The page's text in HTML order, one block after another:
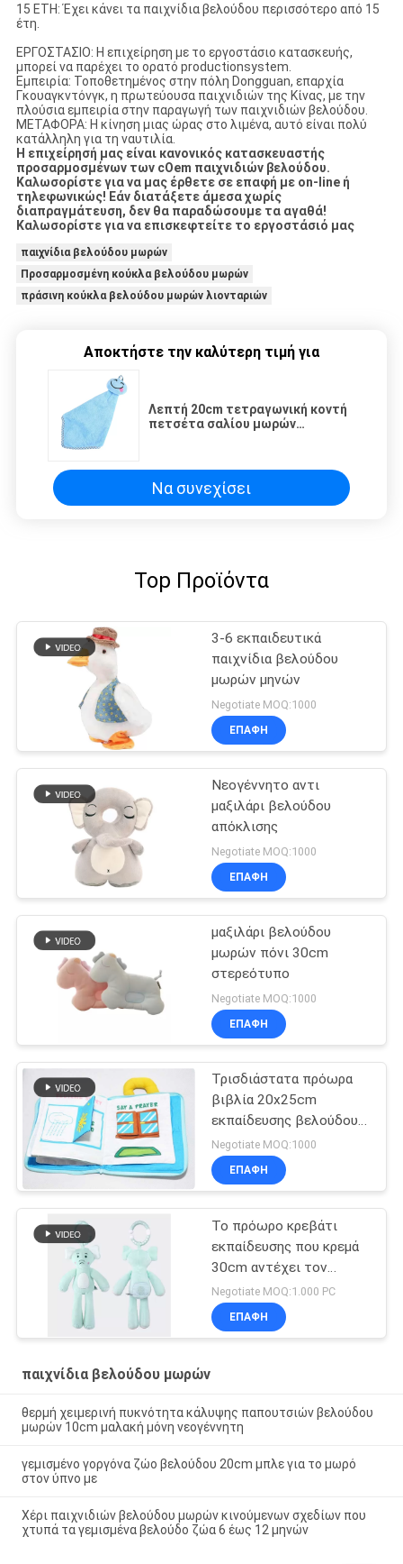
15 ΕΤΗ: Έχει κάνει τα παιχνίδια βελούδου περισσότερο από 15
έτη.
ΕΡΓΟΣΤΑΣΙΟ: Η επιχείρηση με το εργοστάσιο κατασκευής,
μπορεί να παρέχει το ορατό productionsystem.
Εμπειρία: Τοποθετημένος στην πόλη Dongguan, επαρχία
Γκουαγκντόνγκ, η πρωτεύουσα παιχνιδιών της Κίνας, με την
πλούσια εμπειρία στην παραγωγή των παιχνιδιών βελούδου.
ΜΕΤΑΦΟΡΑ: Η κίνηση μιας ώρας στο λιμένα, αυτό είναι πολύ
κατάλληλη για τη ναυτιλία.
Η επιχείρησή μας είναι κανονικός κατασκευαστής
προσαρμοσμένων των cOem παιχνιδιών βελούδου.
Καλωσορίστε για να μας έρθετε σε επαφή με on-line ή
τηλεφωνικώς! Εάν διατάξετε άμεσα χωρίς
διαπραγμάτευση, δεν θα παραδώσουμε τα αγαθά!
Καλωσορίστε για να επισκεφτείτε το εργοστάσιό μας
παιχνίδια βελούδου μωρών
Προσαρμοσμένη κούκλα βελούδου μωρών
πράσινη κούκλα βελούδου μωρών λιονταριών
Αποκτήστε την καλύτερη τιμή για
Λεπτή 20cm τετραγωνική κοντή
πετσέτα σαλίου μωρών
Να συνεχίσει
Top Προϊόντα
3-6 εκπαιδευτικά
παιχνίδια βελούδου
μωρών μηνών
Negotiate MOQ:1000
ΕΠΑΦΉ
Νεογέννητο αντι
μαξιλάρι βελούδου
απόκλισης
Negotiate MOQ:1000
ΕΠΑΦΉ
μαξιλάρι βελούδου
μωρών πόνι 30cm
στερεότυπο
Negotiate MOQ:1000
ΕΠΑΦΉ
Τρισδιάστατα πρόωρα
βιβλία 20x25cm
εκπαίδευσης βελούδου
για το μωρό
Negotiate MOQ:1000
ΕΠΑΦΉ
Το πρόωρο κρεβάτι
εκπαίδευσης που κρεμά
30cm αντέχει τον
κτύπο αέρα
Negotiate MOQ:1.000 PC
ΕΠΑΦΉ
παιχνίδια βελούδου μωρών
θερμή χειμερινή πυκνότητα κάλυψης παπουτσιών βελούδου
μωρών 10cm μαλακή μόνη νεογέννητη
γεμισμένο γοργόνα ζώο βελούδου 20cm μπλε για το μωρό
στον ύπνο με
Χέρι παιχνιδιών βελούδου μωρών κινούμενων σχεδίων που
χτυπά τα γεμισμένα βελούδο ζώα 6 έως 12 μηνών